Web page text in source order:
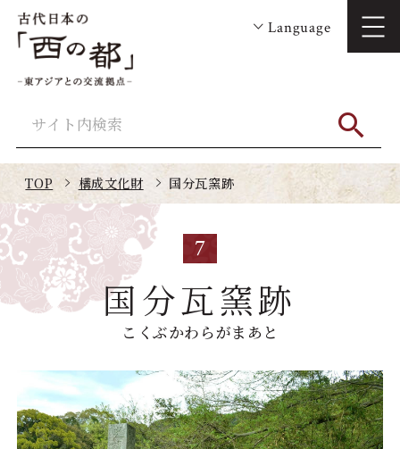
Language
TOP 構成文化財 国分瓦窯跡
7
国分瓦窯跡
こくぶかわらがまあと